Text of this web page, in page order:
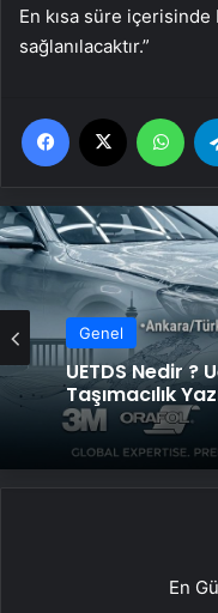
En kısa süre
sağlanılacaktır.”
Facebook
Genel
UETDS Nedir ?
Taşımacılık
En